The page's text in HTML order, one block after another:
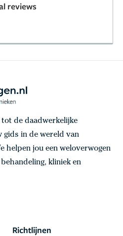
reviews
tot de daadwerkelijke
gids in de wereld van
helpen jou een weloverwogen
kliniek en
Richtlijnen